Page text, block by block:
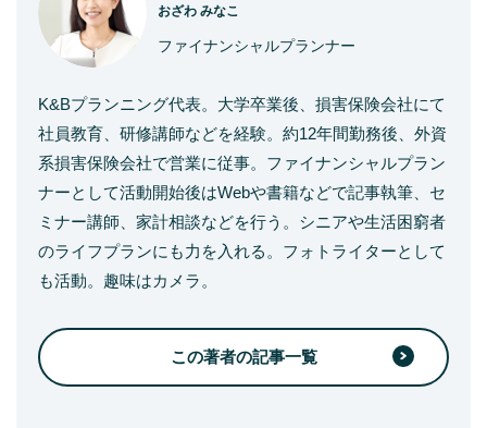
おざわ みなこ
ファイナンシャルプランナー
K&Bプランニング代表。大学卒業後、損害保険会社にて
社員教育、研修講師などを経験。約12年間勤務後、外資
系損害保険会社で営業に従事。ファイナンシャルプラン
ナーとして活動開始後はWebや書籍などで記事執筆、セ
ミナー講師、家計相談などを行う。シニアや生活困窮者
のライフプランにも力を入れる。フォトライターとして
も活動。趣味はカメラ。
この著者の記事一覧